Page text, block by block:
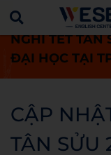
Trang chủ
NGHỈ TẾT TÂN
ĐẠI HỌC TẠI
CẬP
TÂN SỬU